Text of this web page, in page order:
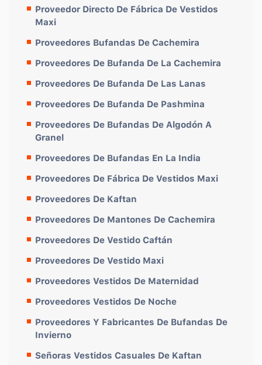
Proveedor Directo De Fábrica De Vestidos
Maxi
Proveedores Bufandas De Cachemira
Proveedores De Bufanda De La Cachemira
Proveedores De Bufanda De Las Lanas
Proveedores De Bufanda De Pashmina
Proveedores De Bufandas De Algodón A
Granel
Proveedores De Bufandas En La India
Proveedores De Fábrica De Vestidos Maxi
Proveedores De Kaftan
Proveedores De Mantones De Cachemira
Proveedores De Vestido Caftán
Proveedores De Vestido Maxi
Proveedores Vestidos De Maternidad
Proveedores Vestidos De Noche
Proveedores Y Fabricantes De Bufandas De
Invierno
Señoras Vestidos Casuales De Kaftan